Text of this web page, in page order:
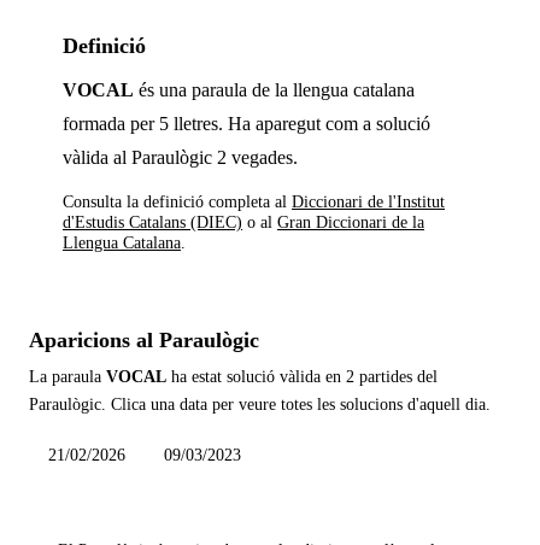
Definició
VOCAL és una paraula de la llengua catalana
formada per 5 lletres. Ha aparegut com a solució
vàlida al Paraulògic 2 vegades.
Consulta la definició completa al Diccionari de l'Institut
d'Estudis Catalans (DIEC) o al Gran Diccionari de la
Llengua Catalana
Aparicions al Paraulògic
La paraula VOCAL ha estat solució vàlida en 2 partides del
Paraulògic. Clica una data per veure totes les solucions d'aquell dia.
21/02/2026 09/03/2023